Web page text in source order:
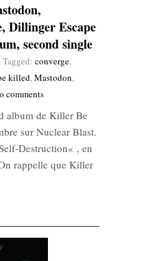
Dillinger Escape
second single
Tagged: converge,
killed,Mastodon,
comments
album de Killer Be
sur Nuclear Blast.
Destruction« , en
rappelle que Killer